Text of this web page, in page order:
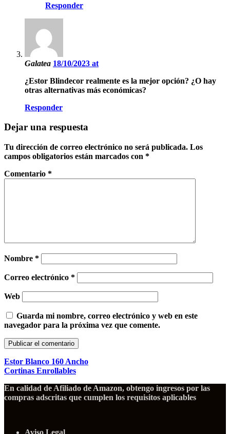
Responder
Galatea 18/10/2023 at
¿Estor Blindecor realmente es la mejor opción? ¿O hay
otras alternativas más económicas?
Responder
Dejar una respuesta
Tu dirección de correo electrónico no será publicada. Los
campos obligatorios están marcados con *
Comentario *
Nombre *
Correo electrónico *
Web
Guarda mi nombre, correo electrónico y web en este
navegador para la próxima vez que comente.
Estor Blanco 160 Ancho
Cortinas Enrollables
En calidad de Afiliado de Amazon, obtengo ingresos por las
compras adscritas que cumplen los requisitos aplicables